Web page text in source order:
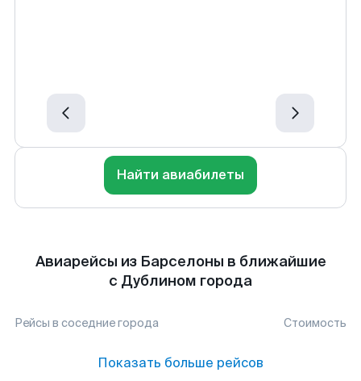
Найти авиабилеты
Авиарейсы из Барселоны в ближайшие
с Дублином города
Рейсы в соседние города Стоимость
Показать больше рейсов